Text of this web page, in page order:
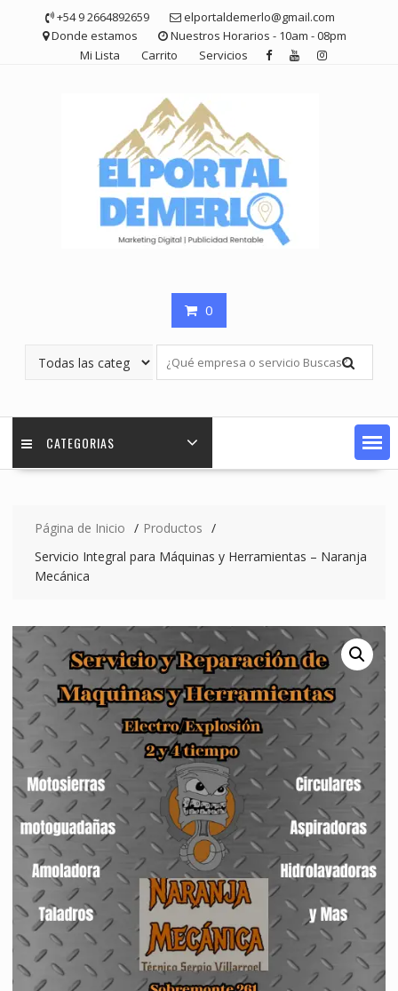
contenido
+54 9 2664892659
elportaldemerlo@gmail.com
Donde estamos
Nuestros Horarios - 10am - 08pm
Mi Lista
Carrito Servicios
0
CATEGORIAS
Página de Inicio
Productos
Servicio Integral para Máquinas y Herramientas – Naranja
Mecánica